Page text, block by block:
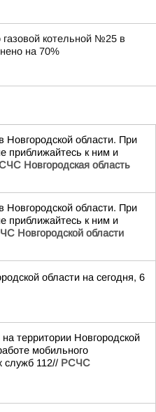
газовой котельной №25 в
на 70%
Новгородской области. При
приближайтесь к ним и
Новгородская область
Новгородской области. При
приближайтесь к ним и
Новгородской области
области на сегодня, 6
территории Новгородской
мобильного
служб 112// РСЧС